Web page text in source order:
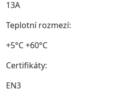
13A
Teplotní rozmezí:
+5°C +60°C
Certifikáty:
EN3